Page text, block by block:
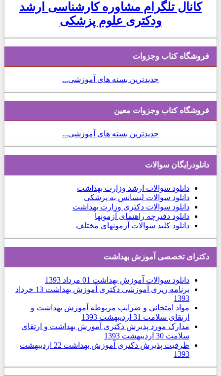
کانال تلگرام مشاوره کارشناسی ارشد
ودکتری علوم پزشکی
فروشگاه کتاب وجزوات
جدیدترین بسته های آموزشی...
فروشگاه کتاب وجزوات معین
جدیدترین بسته های آموزشی...
دانلودرایگان سوالات
دانلود سوالات ارشد وزارت بهداشت
دانلود سوالات لیسانس به پزشکی
دانلود سوالات دکتری وزارت بهداشت
دانلود دفترچه راهنمای آزمونها
دانلود کلید سوالات آزمونهای مختلف
دكترای تخصصی آموزش بهداشت
دانلود سوالات آموزش بهداشت 01 مرداد 1393
برنامه ریزی آموزشی دکتری آموزش بهداشت
13 خرداد
1393
مواد امتحانی و ضرایب مربوطه آموزش بهداشت و
ارتقای سلامت 31 ارديبهشت 1393
مدارک مورد پذیرش دکتری آموزش بهداشت و ارتقای
سلامت 30 ارديبهشت 1393
ظرفیت پذیرش دکتری آموزش بهداشت
22 ارديبهشت
1393